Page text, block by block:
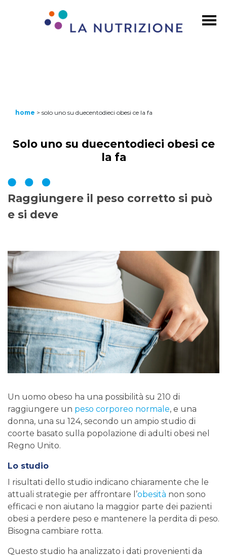
home > solo uno su duecentodieci obesi ce la fa
Solo uno su duecentodieci obesi ce
la fa
Raggiungere il peso corretto si può
e si deve
Un uomo obeso ha una possibilità su 210 di
raggiungere un peso corporeo normale, e una
donna, una su 124, secondo un ampio studio di
coorte basato sulla popolazione di adulti obesi nel
Regno Unito.
Lo studio
I risultati dello studio indicano chiaramente che le
attuali strategie per affrontare l’obesità non sono
efficaci e non aiutano la maggior parte dei pazienti
obesi a perdere peso e mantenere la perdita di peso.
Bisogna cambiare rotta.
Questo studio ha analizzato i dati provenienti da